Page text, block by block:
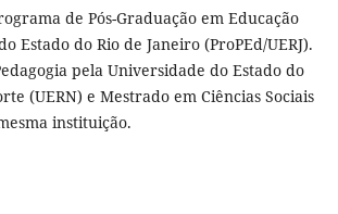
de Pós-Graduação em Educação
Estado do Rio de Janeiro (ProPEd/UERJ).
pela Universidade do Estado do
(UERN) e Mestrado em Ciências Sociais
instituição.